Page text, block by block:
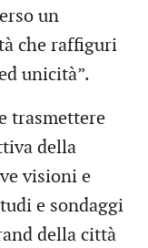
un
che raffiguri
unicità”.
trasmettere
della
visioni e
e sondaggi
della città